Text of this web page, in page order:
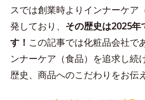
スでは創業時よりインナーケア
発しており、 その歴史は2025年
す！ この記事では化粧品会社で
ンナーケア（食品）を追求し続
歴史、商品へのこだわりをお伝